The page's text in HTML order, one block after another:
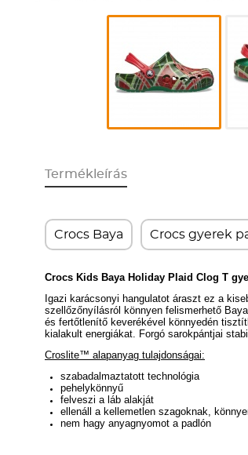
Termékleírás
Crocs Baya Crocs gyerek
Crocs Kids Baya Holiday Plaid Clog T
Igazi karácsonyi hangulatot áraszt ez a
szellőzőnyílásról könnyen felismerhető
és fertőtlenítő keverékével könnyedén
kialakult energiákat. Forgó sarokpántjai
Croslite™ alapanyag tulajdonságai:
szabadalmaztatott technológia
pehelykönnyű
felveszi a láb alakját
ellenáll a kellemetlen szagoknak,
nem hagy anyagnyomot a padlón